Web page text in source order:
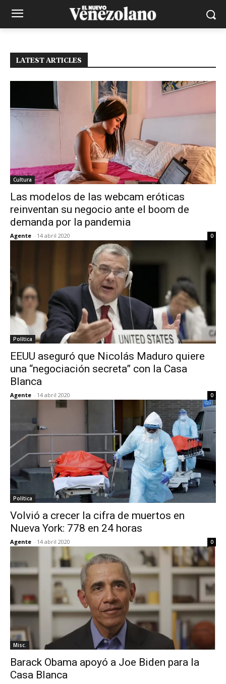
LATEST ARTICLES
Cultura
Las modelos de las webcam eróticas
reinventan su negocio ante el boom de
demanda por la pandemia
Agente - 14 abril 2020 0
Política
EEUU aseguró que Nicolás Maduro quiere
una “negociación secreta” con la Casa
Blanca
Agente - 14 abril 2020 0
Política
Volvió a crecer la cifra de muertos en
Nueva York: 778 en 24 horas
Agente - 14 abril 2020 0
Misc.
Barack Obama apoyó a Joe Biden para la
Casa Blanca